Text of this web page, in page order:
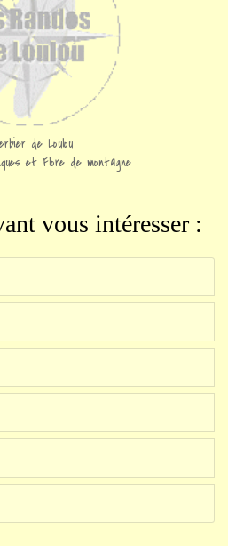
de Loulou
et Flore de montagne
vous intéresser :